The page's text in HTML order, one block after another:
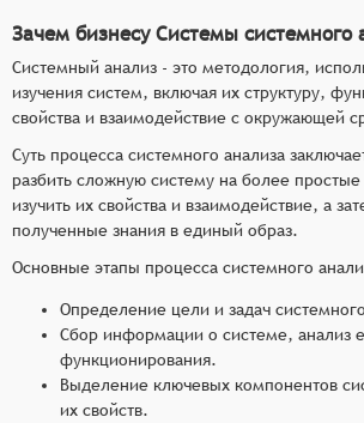
Зачем бизнесу Системы системного
Системный анализ - это методология,
изучения систем, включая их структуру,
свойства и взаимодействие с окружающей
Суть процесса системного анализа
разбить сложную систему на более
изучить их свойства и взаимодействие, а
полученные знания в единый образ.
Основные этапы процесса системного
Определение цели и задач
Сбор информации о системе, анализ
функционирования.
Выделение ключевых компонентов
их свойств.